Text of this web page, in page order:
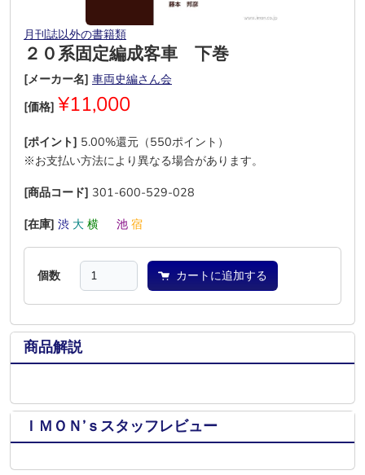
月刊誌以外の書籍類
２０系固定編成客車 下巻
[メーカー名] 車両史編さん会
[価格] ¥11,000
[ポイント] 5.00%還元（550ポイント）
※お支払い方法により異なる場合があります。
[商品コード] 301-600-529-028
[在庫] 渋 大 横 池 宿
個数 カートに追加する
商品解説
ＩＭＯＮ’ｓスタッフレビュー